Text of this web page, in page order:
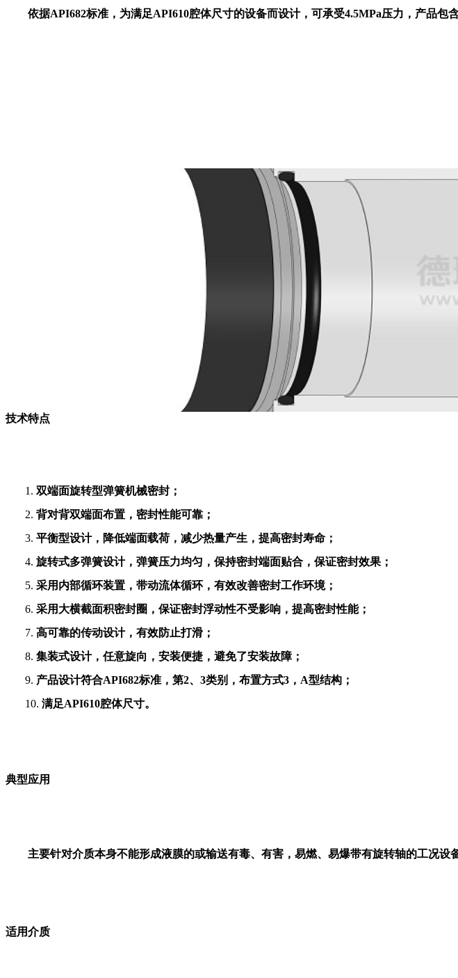
依据API682标准，为满足API610腔体尺寸的设备而设计，可承受4.5MPa压力，产品包
111
技术特点
1. 双端面旋转型弹簧机械密封 ；
2. 背对背双端面布置，密封性能可靠；
3. 平衡型设计，降低端面载荷，减少热量产生，提高密封寿命；
4. 旋转式多弹簧设计，弹簧压力均匀，保持密封端面贴合，保证密封效果；
5. 采用内部循环装置，带动流体循环，有效改善密封工作环境；
6. 采用大横截面积密封圈，保证密封浮动性不受影响，提高密封性能；
7. 高可靠的传动设计，有效防止打滑；
8. 集装式设计，任意旋向，安装便捷，避免了安装故障；
9. 产品设计符合API682标准，第2、3类别，布置方式3 ，A型结构；
10. 满足API610腔体尺寸。
典型应用
主要针对介质本身不能形成液膜的或输送有毒、有害，易燃、易爆带有旋转轴的工况设备
适用介质